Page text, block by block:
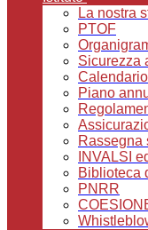
La nostra
PTOF
Sicurezza
Piano
Rassegna
INVALSI
Biblioteca
PNRR